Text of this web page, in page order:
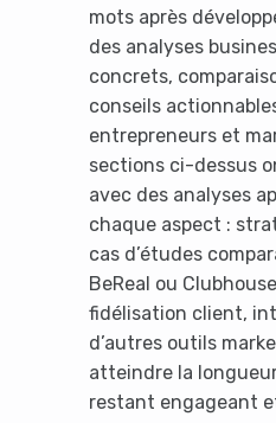
mots après
des analyses
concrets,
conseils
entrepreneurs et
sections ci-dessus
avec des analyses
chaque aspect :
cas d’études
BeReal ou
fidélisation client,
d’autres outils
atteindre la
restant engageant